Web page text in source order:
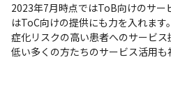
2023年7月時点ではToB向けのサー
はToC向けの提供にも力を入れま
症化リスクの高い患者へのサービ
低い多くの方たちのサービス活用も